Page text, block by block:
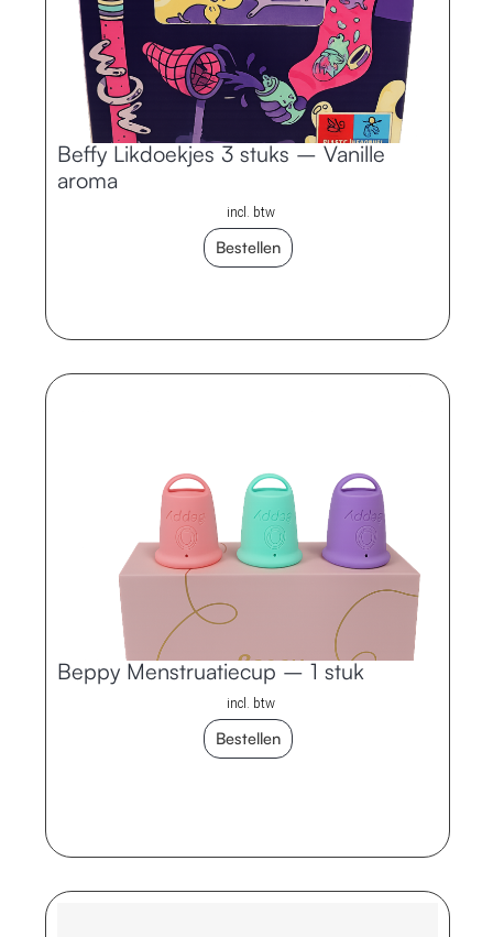
Beffy Likdoekjes 3 stuks – Vanille
aroma
incl. btw
Bestellen
Beppy Menstruatiecup – 1 stuk
incl. btw
Bestellen